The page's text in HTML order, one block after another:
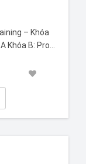
– Khóa
Khóa B: Pro
thức